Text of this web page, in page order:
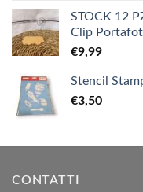
STOCK 12
Clip
€9,99
Stencil
€3,50
CONTATTI